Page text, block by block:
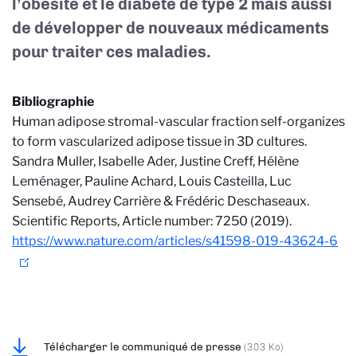
l’obésité et le diabète de type 2 mais aussi
de développer de nouveaux médicaments
pour traiter ces maladies.
Bibliographie
Human adipose stromal-vascular fraction self-organizes
to form vascularized adipose tissue in 3D cultures.
Sandra Muller, Isabelle Ader, Justine Creff, Hélène
Leménager, Pauline Achard, Louis Casteilla, Luc
Sensebé, Audrey Carrière & Frédéric Deschaseaux.
Scientific Reports, Article number: 7250 (2019).
https://www.nature.com/articles/s41598-019-43624-6
Télécharger le communiqué de presse (303 Ko)